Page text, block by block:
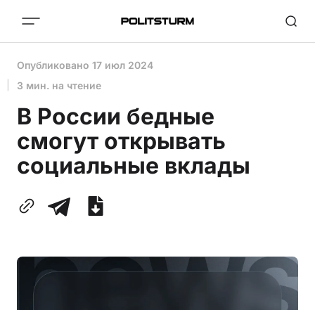
Опубликовано 17 июл 2024
3 мин. на чтение
В России бедные
смогут открывать
социальные вклады